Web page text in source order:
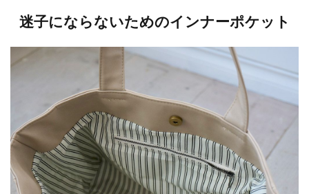
迷子にならないためのインナーポケット